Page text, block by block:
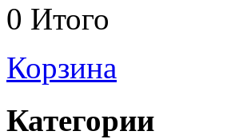
0 Итого
Корзина
Категории